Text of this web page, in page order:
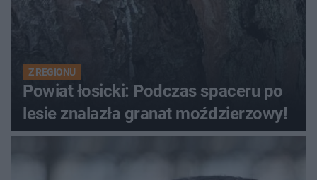
Z REGIONU
Powiat łosicki: Podczas spaceru po
lesie znalazła granat moździerzowy!